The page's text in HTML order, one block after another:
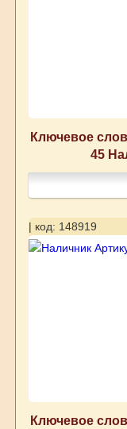
Ключевое
45
| код: 148919
Ключевое